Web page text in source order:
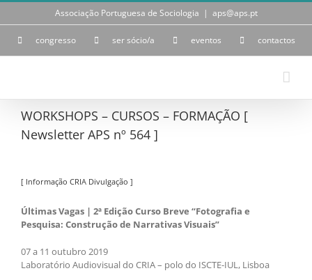
Skip
Associação Portuguesa de Sociologia | aps@aps.pt
congresso ser sócio/a eventos contactos
WORKSHOPS – CURSOS – FORMAÇÃO [
Newsletter APS nº 564 ]
[ Informação CRIA Divulgação ]
Últimas Vagas | 2ª Edição Curso Breve “Fotografia e
Pesquisa: Construção de Narrativas Visuais”
07 a 11 outubro 2019
Laboratório Audiovisual do CRIA – polo do ISCTE-IUL, Lisboa